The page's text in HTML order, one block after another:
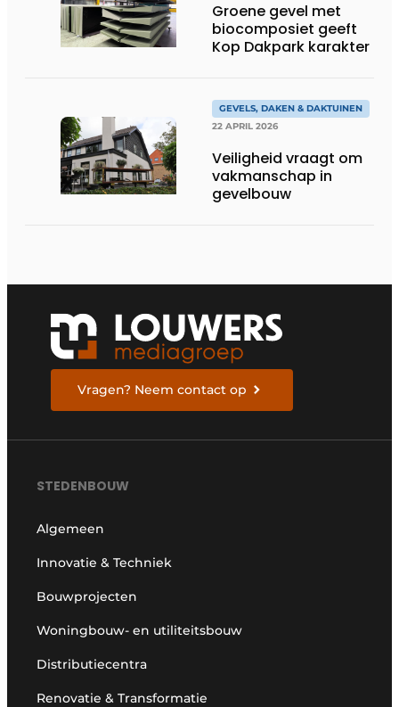
Groene gevel met
biocomposiet geeft
Kop Dakpark karakter
GEVELS, DAKEN & DAKTUINEN
22 APRIL 2026
Veiligheid vraagt om
vakmanschap in
gevelbouw
Vragen? Neem contact op
STEDENBOUW
Algemeen
Innovatie & Techniek
Bouwprojecten
Woningbouw- en utiliteitsbouw
Distributiecentra
Renovatie & Transformatie